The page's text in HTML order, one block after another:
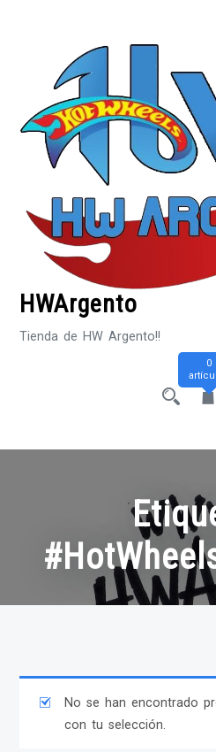
HWArgento
Tienda de HW Argento!!
0
No se han encontrado
con tu selección.